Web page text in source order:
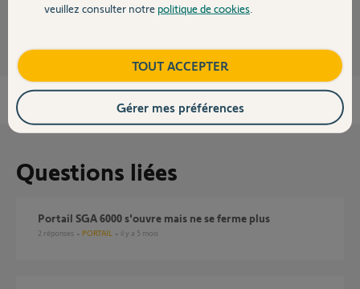
Contact
Anonyme il y a environ 7 ans
Questions liées
Portail SGA 6000 s'ouvre mais ne se ferme plus
2 réponses PORTAIL il y a 5 mois
veuillez consulter notre politique de cookies
TOUT ACCEPTER
Gérer mes préférences